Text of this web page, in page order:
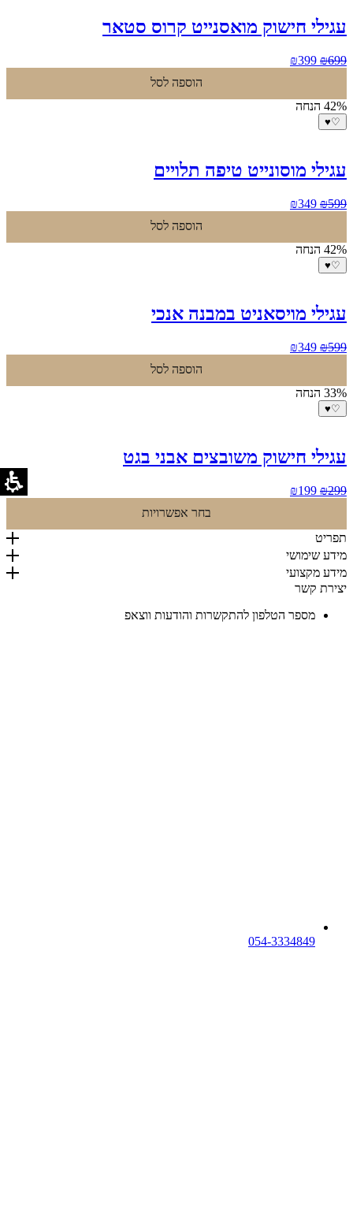
עגילי חישוק מואסנייט קרוס סטאר
₪699
המחיר
₪699.
₪399
₪399.
הוספה לסל
42% הנחה
♡
♥
עגילי מוסונייט טיפה תלויים
₪599
המחיר
₪599.
₪349
₪349.
הוספה לסל
42% הנחה
♡
♥
עגילי מויסאניט במבנה אנכי
₪599
המחיר
₪599.
₪349
₪349.
הוספה לסל
33% הנחה
♡
♥
עגילי חישוק משובצים אבני בגט
₪299
המחיר
₪299.
₪199
₪199.
בחר אפשרויות
תפריט
מידע שימושי
מידע מקצועי
יצירת קשר
מספר הטלפון להתקשרות והודעות ווצאפ
054-3334849